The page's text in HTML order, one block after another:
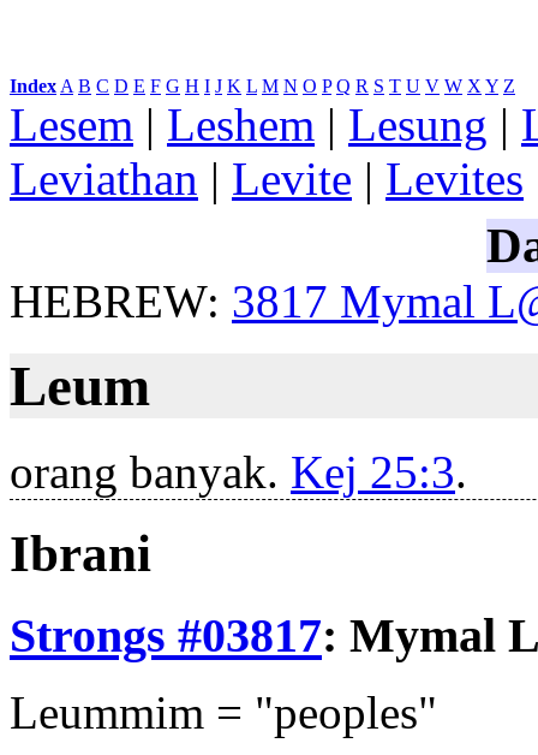
Index: A B C D E F G H I J K L M N O P Q R S T U V W X Y Z
Lesem | Leshem | Lesung |
Leviathan | Levite | Levites
HEBREW: 3817 Mymal
Leum
orang banyak. Kej 25:3.
Ibrani
Strongs #03817: Mymal
Leummim = "peoples"